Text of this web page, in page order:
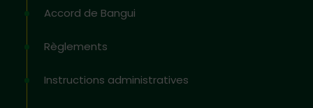
Accord de Bangui
Règlements
Instructions administratives